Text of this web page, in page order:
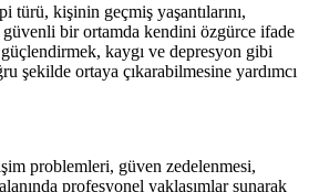
türü, kişinin geçmiş yaşantılarını,
güvenli bir ortamda kendini özgürce ifade
kaygı ve depresyon gibi
şekilde ortaya çıkarabilmesine yardımcı
problemleri, güven zedelenmesi,
profesyonel yaklaşımlar sunarak